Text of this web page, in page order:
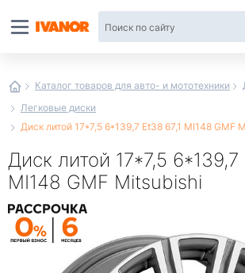
Каталог товаров для авто- и мототехники
Легковые диски
Диск литой 17*7,5 6*139,7 Et38 67,1 MI148 GMF
Диск литой 17*7,5 6*139,7
MI148 GMF Mitsubishi
интернет-